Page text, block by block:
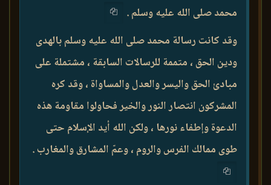
محمد صلى الله عليه وسلم .
وقد كانت رسالة محمد صلى الله عليه وسلم بالهدى
ودين الحق ، متممة للرسالات السابقة ، مشتملة على
مبادئ الحق واليسر والعدل والمساواة ، وقد كره
المشركون انتصار النور والخير فحاولوا مقاومة هذه
الدعوة وإطفاء نورها ، ولكن الله أيد الإسلام حتى
طوى ممالك الفرس والروم ، وعمّ المشارق والمغارب .